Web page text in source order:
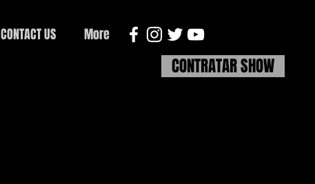
CONTACT US More
CONTRATAR SHOW